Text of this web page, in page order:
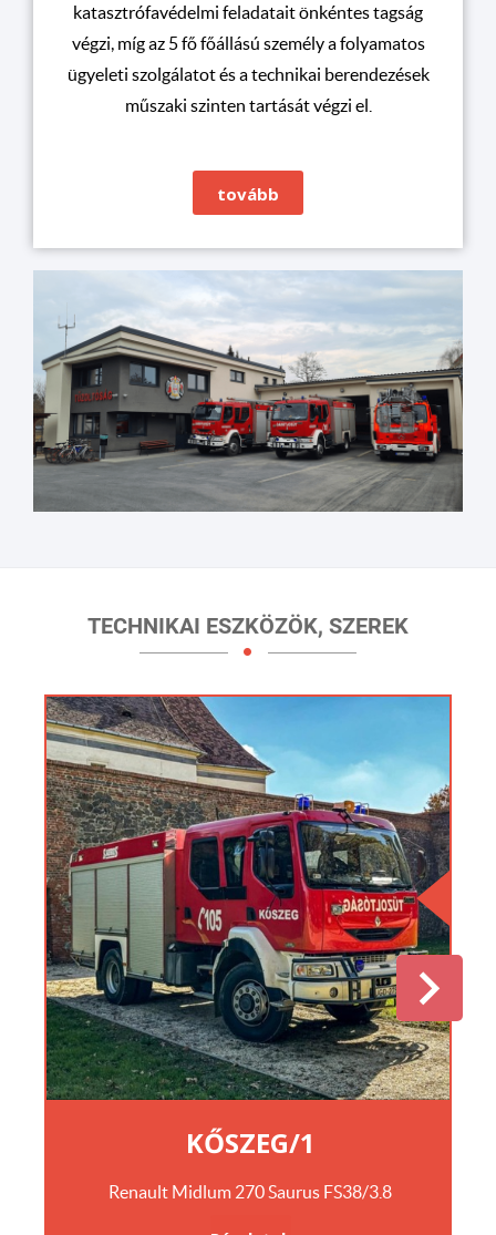
katasztrófavédelmi feladatait önkéntes tagság
végzi, míg az 5 fő főállású személy a folyamatos
ügyeleti szolgálatot és a technikai berendezések
műszaki szinten tartását végzi el.
tovább
TECHNIKAI ESZKÖZÖK, SZEREK
KŐSZEG/1
Renault Midlum 270 Saurus FS38/3.8